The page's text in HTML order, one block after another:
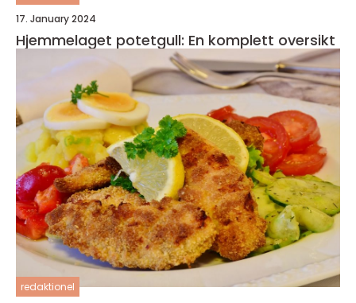
17. January 2024
Hjemmelaget potetgull: En komplett oversikt
redaktionel